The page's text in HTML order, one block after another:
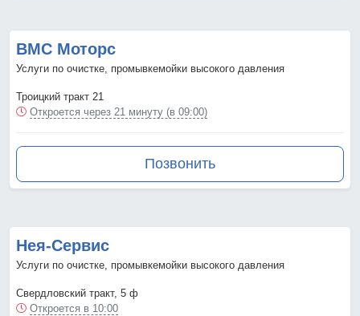
ВМС Моторс
Услуги по очистке, промывкемойки высокого давления
Троицкий тракт 21
Откроется через 21 минуту (в 09:00)
Позвонить
Нея-Сервис
Услуги по очистке, промывкемойки высокого давления
Свердловский тракт, 5 ф
Откроется в 10:00